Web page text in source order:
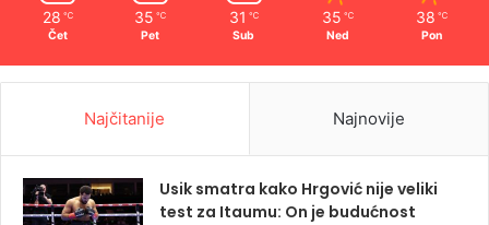
28 ℃
Čet
35 ℃
Pet
31 ℃
Sub
35 ℃
Ned
38 ℃
Pon
Najčitanije Najnovije
Usik smatra kako Hrgović nije veliki
test za Itaumu: On je budućnost